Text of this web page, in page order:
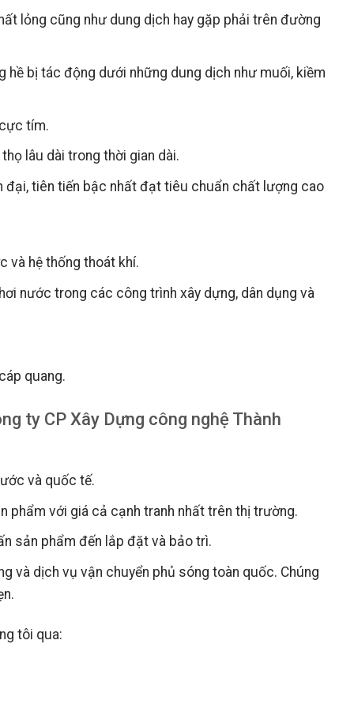
lỏng cũng như dung dịch hay gặp phải trên đường
hề bị tác động dưới những dung dịch như muối, kiềm
tím.
lâu dài trong thời gian dài.
tiên tiến bậc nhất đạt tiêu chuẩn chất lượng cao
và hệ thống thoát khí.
nước trong các công trình xây dựng, dân dụng và
quang.
ty CP Xây Dựng công nghệ Thành
và quốc tế.
phẩm với giá cả cạnh tranh nhất trên thị trường.
sản phẩm đến lắp đặt và bảo trì.
và dịch vụ vận chuyển phủ sóng toàn quốc. Chúng
tôi qua: